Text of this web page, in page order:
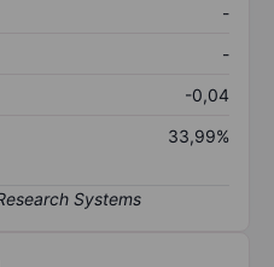
-
-
-0,04
33,99%